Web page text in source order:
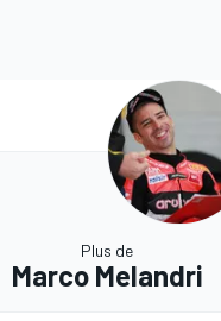
Plus de
Marco Melandri